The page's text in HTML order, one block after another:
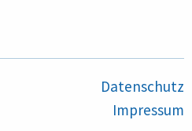
Datenschutz
Impressum